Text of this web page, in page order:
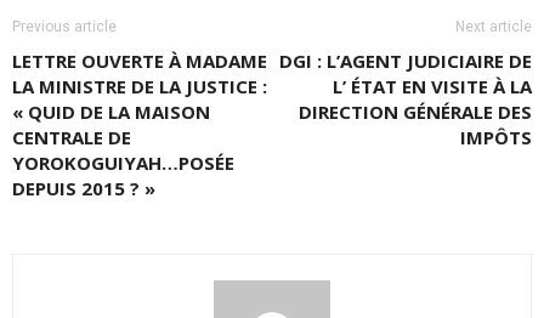
Previous article
LETTRE OUVERTE À MADAME
LA MINISTRE DE LA JUSTICE :
« QUID DE LA MAISON
CENTRALE DE
YOROKOGUIYAH…POSÉE
DEPUIS 2015 ? »
Next article
DGI : L’AGENT JUDICIAIRE DE
L’ ÉTAT EN VISITE À LA
DIRECTION GÉNÉRALE DES
IMPÔTS